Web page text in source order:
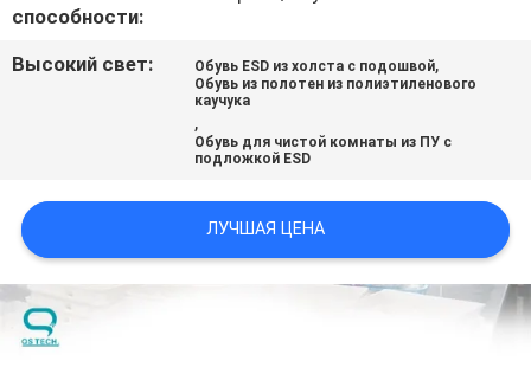
КАРТА
PRIVACY
POLICY
способности:
Высокий свет: Обувь ESD из холста с подошвой,
Обувь из полотен из полиэтиленового
каучука
,
Обувь для чистой комнаты из ПУ с
подложкой ESD
ЛУЧШАЯ ЦЕНА